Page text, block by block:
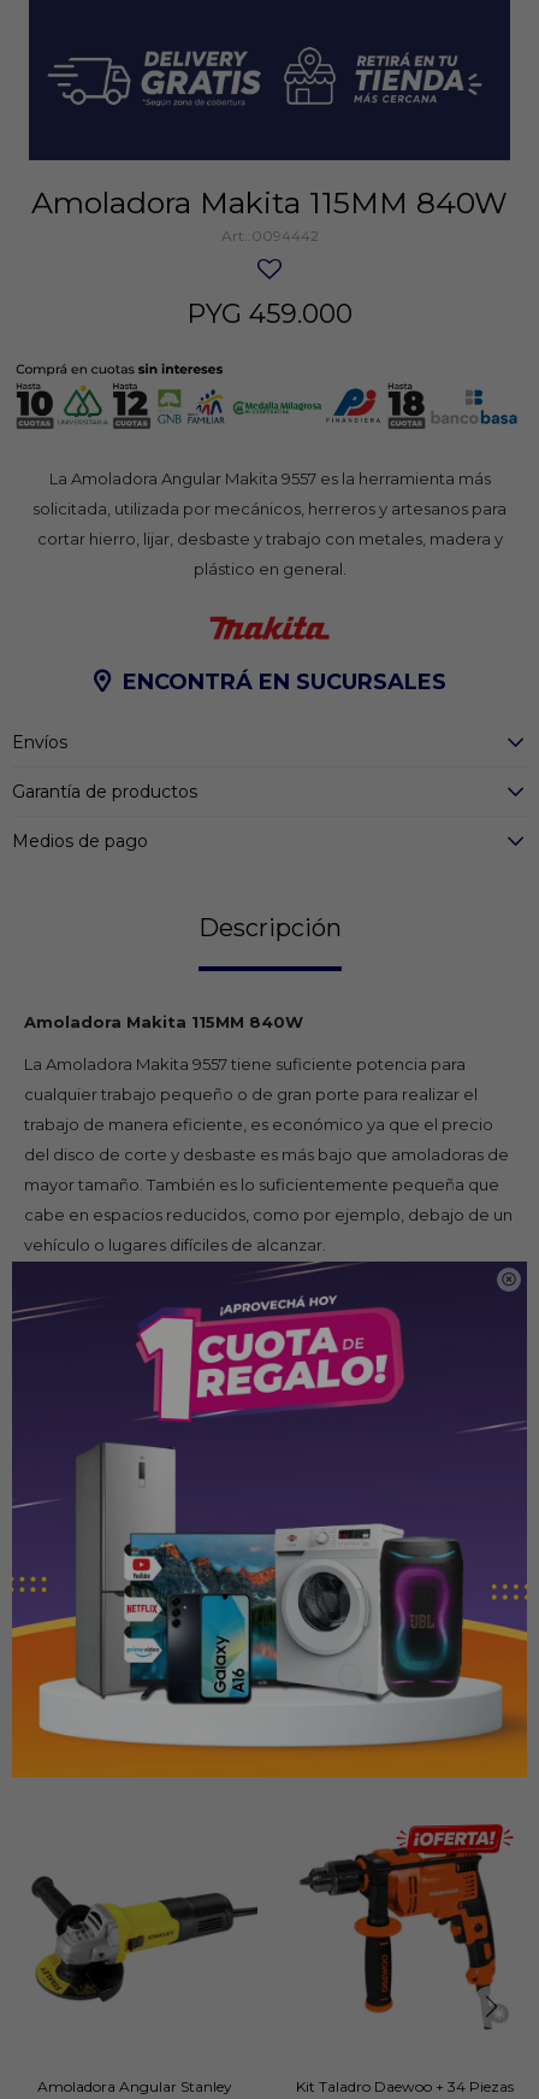

Amoladora Makita 115MM 840W
0094442
PYG 459.000
La Amoladora Angular Makita 9557 es la herramienta más
solicitada, utilizada por mecánicos, herreros y artesanos para
cortar hierro, lijar, desbaste y trabajo con metales, madera y
plástico en general.
ENCONTRÁ EN SUCURSALES
Envíos
Garantía de productos
Medios de pago
Descripción
Amoladora Makita 115MM 840W
La Amoladora Makita 9557 tiene suficiente potencia para
cualquier trabajo pequeño o de gran porte para realizar el
trabajo de manera eficiente, es económico ya que el precio
del disco de corte y desbaste es más bajo que amoladoras de
mayor tamaño. También es lo suficientemente pequeña que
cabe en espacios reducidos, como por ejemplo, debajo de un
vehículo o lugares difíciles de alcanzar.
Amoladora Makita 9557 tiene un cuerpo de pequeña
circunferencia para una fácil manipulación
Bloqueo del eje para un fácil cambio de disco.
concreto y alta resistencia al calor.
Su tamaño pequeño facilita su transporte.
Cabezal hermético para evitar pérdidas de aceite.
Posibilidad de variar la posición del cabezal cada 90º.
Amoladora Angular Stanley
Kit Taladro Daewoo + 34 Piezas